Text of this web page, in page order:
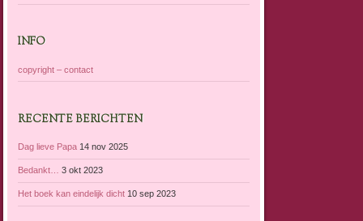
INFO
copyright – contact
RECENTE BERICHTEN
Dag lieve Papa 14 nov 2025
Bedankt… 3 okt 2023
Het boek kan eindelijk dicht 10 sep 2023